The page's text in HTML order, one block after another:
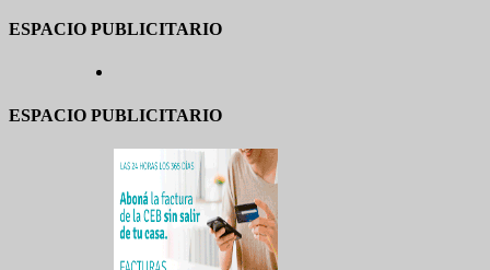
ESPACIO PUBLICITARIO
ESPACIO PUBLICITARIO